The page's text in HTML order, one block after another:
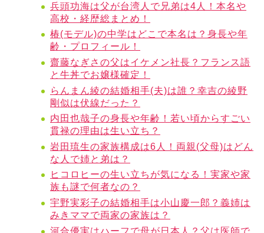
兵頭功海は父が台湾人で兄弟は4人！本名や
高校・経歴総まとめ！
椿(モデル)の中学はどこで本名は？身長や年
齢・プロフィール！
齋藤なぎさの父はイケメン社長？フランス語
と牛丼でお嬢様確定！
らんまん綾の結婚相手(夫)は誰？幸吉の綾野
剛似は伏線だった？
内田也哉子の身長や年齢！若い頃からすごい
貫禄の理由は生い立ち？
岩田琉生の家族構成は6人！両親(父母)はどん
な人で姉と弟は？
ヒコロヒーの生い立ちが気になる！実家や家
族も謎で何者なの？
宇野実彩子の結婚相手は小山慶一郎？義姉は
みきママで両家の家族は？
河合優実はハーフで母が日本人？父は医師で